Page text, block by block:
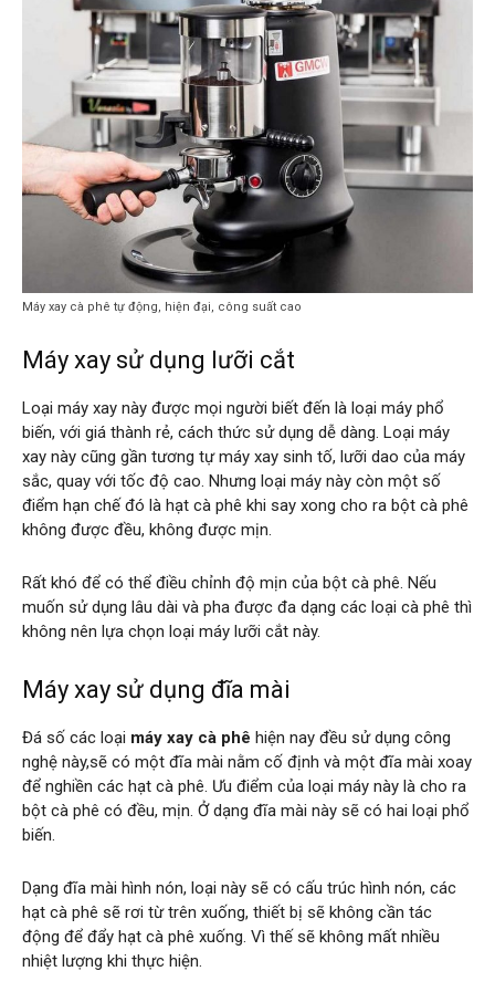
Máy xay cà phê tự động, hiện đại, công suất cao
Máy xay sử dụng lưỡi cắt
Loại máy xay này được mọi người biết đến là loại máy phổ
biến, với giá thành rẻ, cách thức sử dụng dễ dàng. Loại máy
xay này cũng gần tương tự máy xay sinh tố, lưỡi dao của máy
sắc, quay với tốc độ cao. Nhưng loại máy này còn một số
điểm hạn chế đó là hạt cà phê khi say xong cho ra bột cà phê
không được đều, không được mịn.
Rất khó để có thể điều chỉnh độ mịn của bột cà phê. Nếu
muốn sử dụng lâu dài và pha được đa dạng các loại cà phê thì
không nên lựa chọn loại máy lưỡi cắt này.
Máy xay sử dụng đĩa mài
Đá số các loại máy xay cà phê hiện nay đều sử dụng công
nghệ này,sẽ có một đĩa mài nằm cố định và một đĩa mài xoay
để nghiền các hạt cà phê. Ưu điểm của loại máy này là cho ra
bột cà phê có đều, mịn. Ở dạng đĩa mài này sẽ có hai loại phổ
biến.
Dạng đĩa mài hình nón, loại này sẽ có cấu trúc hình nón, các
hạt cà phê sẽ rơi từ trên xuống, thiết bị sẽ không cần tác
động để đẩy hạt cà phê xuống. Vì thế sẽ không mất nhiều
nhiệt lượng khi thực hiện.